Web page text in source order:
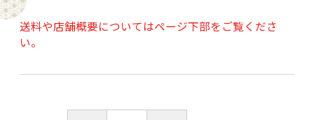
芳醇な果実味を程良い酸味が包み込み、フレッ
シュさと熟成感が調和。寿司やローストチキ
ン、モモやホワイトチョコレートのケーキな
ど、幅広い料理を引き立てます。プレゼントにも
送料や店舗概要についてはページ下部をご覧くださ
い。